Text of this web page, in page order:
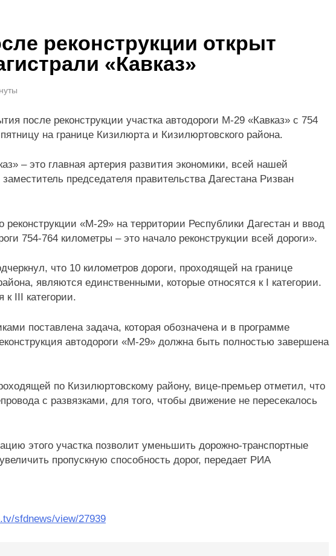
членов СРО! НОСТРОЙ проводит мониторинг ситуации с
открыли набор групп по направлениям «Я-ИЖЕНЕР» и «Я-ДИЗАЙНЕР»
реконструкции открыт
«Кавказ»
после реконструкции участка автодороги М-29 «Кавказ» с 754
на границе Кизилюрта и Кизилюртовского района.
– это главная артерия развития экономики, всей нашей
председателя правительства Дагестана Ризван
реконструкции «М-29» на территории Республики Дагестан и ввод
754-764 километры – это начало реконструкции всей дороги».
что 10 километров дороги, проходящей на границе
являются единственными, которые относятся к I категории.
к III категории.
поставлена задача, которая обозначена и в программе
автодороги «М-29» должна быть полностью завершена
по Кизилюртовскому району, вице-премьер отметил, что
с развязками, для того, чтобы движение не пересекалось
этого участка позволит уменьшить дорожно-транспортные
пропускную способность дорог, передает РИА
sfdnews/view/27939